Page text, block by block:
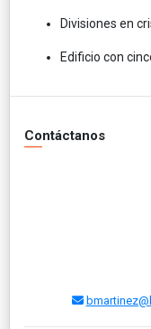
Divisiones en
Edificio con
Contáctanos